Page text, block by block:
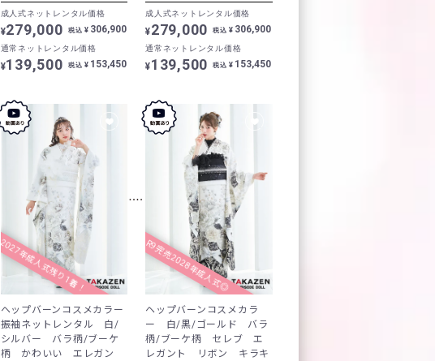
成人式ネットレンタル価格
¥279,000 税込 ¥ 306,900
通常ネットレンタル価格
¥139,500 税込 ¥ 153,450
成人式ネットレンタル価格
¥279,000 税込 ¥ 306,900
通常ネットレンタル価格
¥139,500 税込 ¥ 153,450
2027年成人式残り1着！
ヘップバーンコスメカラー
振袖ネットレンタル 白/
シルバー バラ柄/ブーケ
柄 かわいい エレガン
R9完売2028年成人式◎
ヘップバーンコスメカラ
ー 白/黒/ゴールド バラ
柄/ブーケ柄 セレブ エ
レガント リボン キラキ